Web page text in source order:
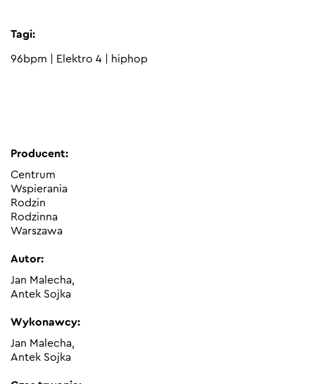
Tagi:
96bpm Elektro 4 hiphop
Producent:
Centrum
Wspierania
Rodzin
Rodzinna
Warszawa
Autor:
Jan Malecha,
Antek Sojka
Wykonawcy:
Jan Malecha,
Antek Sojka